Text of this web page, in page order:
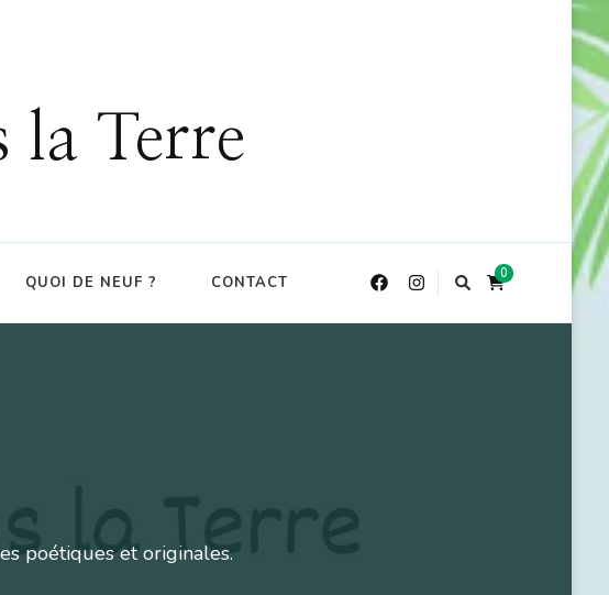
la Terre
QUOI DE NEUF ? CONTACT 0
poétiques et originales.